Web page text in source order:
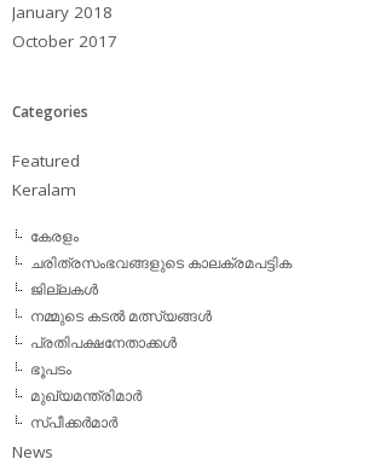
January 2018
October 2017
Categories
Featured
Keralam
കേരളം
ചരിത്രസംഭവങ്ങളുടെ കാലക്രമപട്ടിക
ജില്ലകള്‍
നമ്മുടെ കടല്‍ മത്സ്യങ്ങള്‍
പ്രതിപക്ഷനേതാക്കള്‍
ഭൂപടം
മുഖ്യമന്ത്രിമാര്‍
സ്പീക്കര്‍മാര്‍
News